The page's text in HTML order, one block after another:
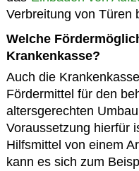
Verbreitung von Türen
Welche
Krankenkasse?
Auch die
Fördermittel für den
altersgerechten
Voraussetzung hierfür
Hilfsmittel von einem
kann es sich zum